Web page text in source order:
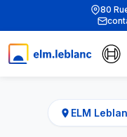
80
ELM